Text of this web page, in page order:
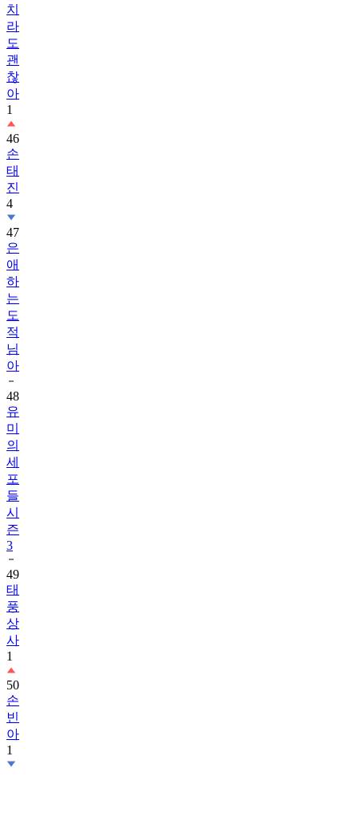
치
라
도
괜
찮
아
1
46
손
태
진
4
47
은
애
하
는
도
적
님
아
48
유
미
의
세
포
들
시
즌
3
49
태
풍
상
사
1
50
손
빈
아
1